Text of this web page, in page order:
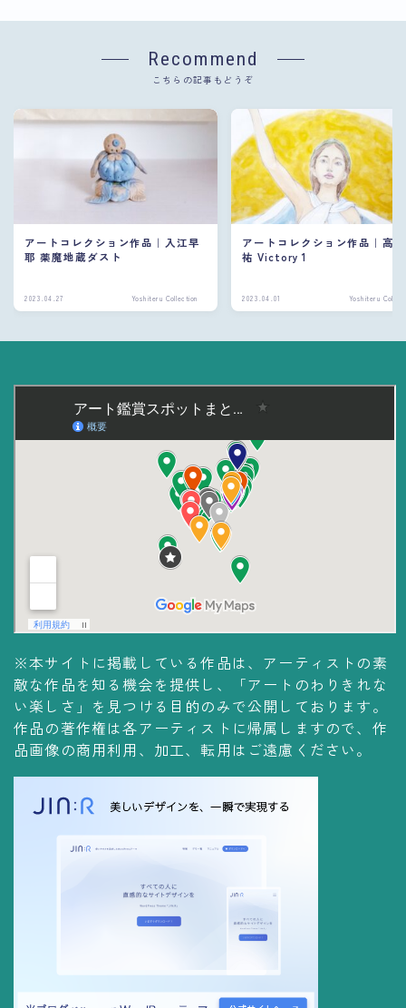
Recommend
こちらの記事もどうぞ
アートコレクション作品｜入江早
耶 薬魔地蔵ダスト
2023.04.27 Yoshiteru Collection
アートコレクション作品｜高
祐 Victory 1
2023.04.01 Yoshiteru
※本サイトに掲載している作品は、アーティストの素
敵な作品を知る機会を提供し、「アートのわりきれな
い楽しさ」を見つける目的のみで公開しております。
作品の著作権は各アーティストに帰属しますので、作
品画像の商用利用、加工、転用はご遠慮ください。